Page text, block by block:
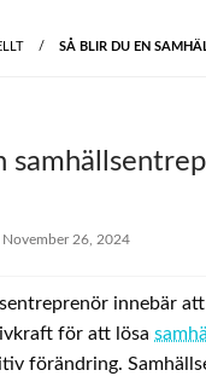
SÅ BLIR DU EN
Posted
November 26, 2024
innebär
för att lösa
förändring.